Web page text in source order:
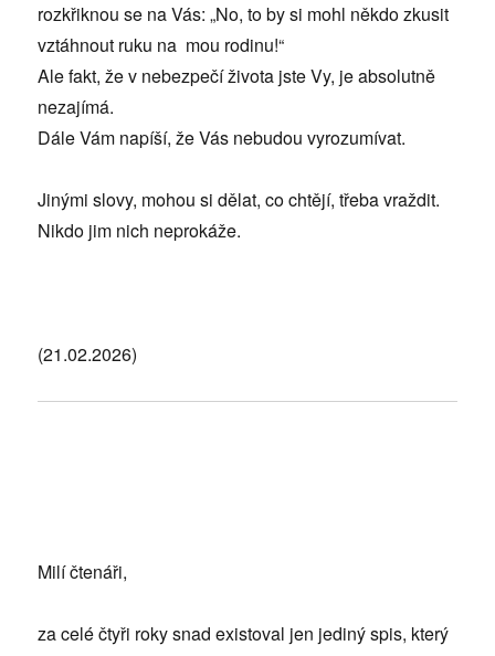
rozkřiknou se na Vás: „No, to by si mohl někdo zkusit
vztáhnout ruku na mou rodinu!“
Ale fakt, že v nebezpečí života jste Vy, je absolutně
nezajímá.
Dále Vám napíší, že Vás nebudou vyrozumívat.
Jinými slovy, mohou si dělat, co chtějí, třeba vraždit.
Nikdo jim nich neprokáže.
(21.02.2026)
Milí čtenáři,
za celé čtyři roky snad existoval jen jediný spis, který